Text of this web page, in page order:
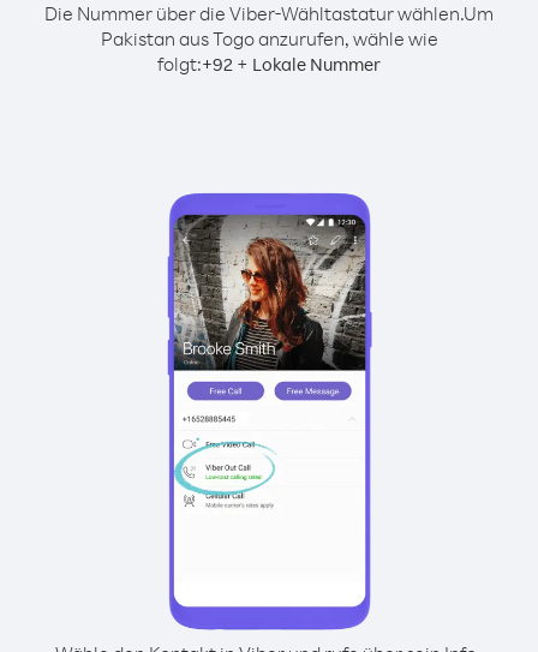
Die Nummer über die Viber-Wähltastatur wählen.Um
Pakistan aus Togo anzurufen, wähle wie
folgt:+92 + Lokale Nummer